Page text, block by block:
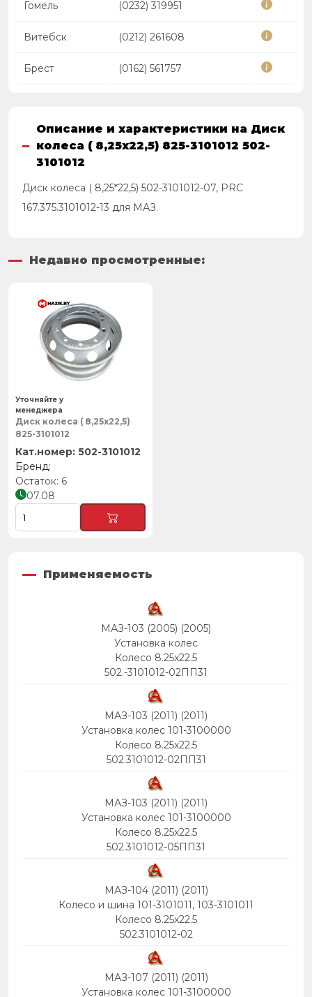
Гомель (0232) 319951
Витебск (0212) 261608
Брест (0162) 561757
Описание и характеристики на Диск
колеса ( 8,25х22,5) 825-3101012 502-
3101012
Диск колеса ( 8,25*22,5) 502-3101012-07, PRC
167.375.3101012-13 для МАЗ.
Недавно просмотренные:
Диск колеса ( 8,25х22,5)
825-3101012
502-3101012
6
07.08
Уточняйте у
менеджера
Применяемость
МАЗ-103 (2005) (2005)
Установка колес
Колесо 8.25x22.5
502.-3101012-02ПП31
МАЗ-103 (2011) (2011)
Установка колес 101-3100000
Колесо 8.25х22.5
502.3101012-02ПП31
МАЗ-103 (2011) (2011)
Установка колес 101-3100000
Колесо 8.25х22.5
502.3101012-05ПП31
МАЗ-104 (2011) (2011)
Колесо и шина 101-3101011, 103-3101011
Колесо 8.25х22.5
502.3101012-02
МАЗ-107 (2011) (2011)
Установка колес 101-3100000